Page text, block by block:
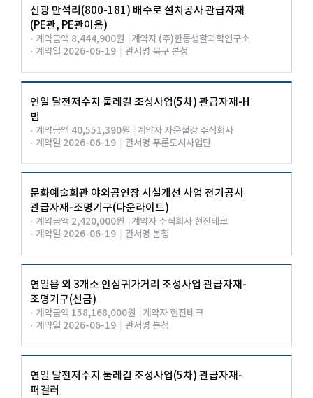
신광 만석리(800-181) 배수로 설치공사 관급자재
(PE관, PE관이음)
· 계약금액 8,444,900원
계약자 (주)한동생활과학연구소
· 계약일 2026-06-19
관서명 북구 본청
연일 달전저수지 둘레길 조성사업(5차) 관급자재-H
빔
· 계약금액 40,551,390원
계약자 자운철강 주식회사
· 계약일 2026-06-19
관서명 푸른도시사업단
문화예술회관 야외공연장 시설개선 사업 전기공사
관급자재-조명기구(다운라이트)
· 계약금액 2,420,000원
계약자 주식회사 현진테크
· 계약일 2026-06-19
관서명 본청
연일읍 외 3개소 안심귀가거리 조성사업 관급자재-
조명기구(선금)
· 계약금액 158,168,000원
계약자 현진테크
· 계약일 2026-06-19
관서명 본청
연일 달전저수지 둘레길 조성사업(5차) 관급자재-
퍼걸러